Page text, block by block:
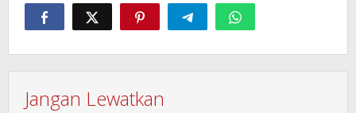
Jangan Lewatkan